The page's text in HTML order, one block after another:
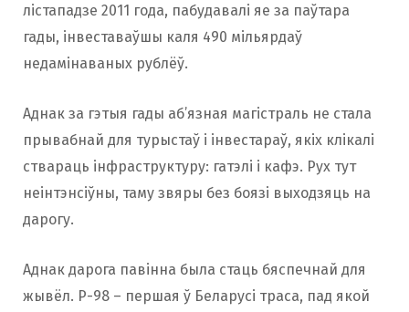
лістападзе 2011 года, пабудавалі яе за паўтара
гады, інвеставаўшы каля 490 мільярдаў
недамінаваных рублёў.
Аднак за гэтыя гады аб’язная магістраль не стала
прывабнай для турыстаў і інвестараў, якіх клікалі
ствараць інфраструктуру: гатэлі і кафэ. Рух тут
неінтэнсіўны, таму звяры без боязі выходзяць на
дарогу.
Аднак дарога павінна была стаць бяспечнай для
жывёл. Р-98 – першая ў Беларусі траса, пад якой